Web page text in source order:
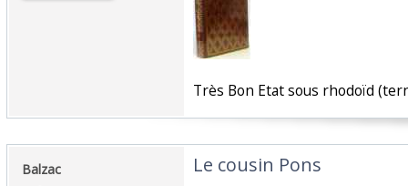
‎Très Bon Etat sous rhodoïd
‎Balzac‎ ‎Le cousin Pons‎